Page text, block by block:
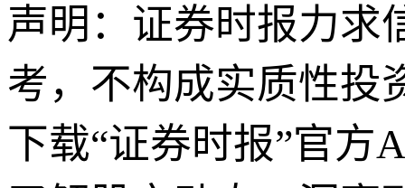
声明：证券时报力求
考，不构成实质性投
下载“证券时报”官方